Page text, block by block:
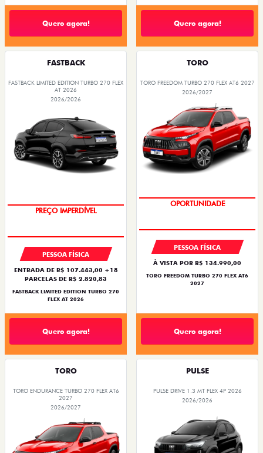
Quero agora! Quero agora!
FASTBACK
FASTBACK LIMITED EDITION TURBO 270 FLEX
AT 2026
2026/2026
COM USADO NA TROCA
PESSOA FÍSICA
ENTRADA DE R$ 107.443,00 +18
PARCELAS DE R$ 2.820,83
FASTBACK LIMITED EDITION TURBO 270
FLEX AT 2026
Quero agora!
TORO
TORO FREEDOM TURBO 270 FLEX AT6 2027
2026/2027
SUPERVALORIZAÇÃO DO USADO
PESSOA FÍSICA
À VISTA POR R$ 134.990,00
TORO FREEDOM TURBO 270 FLEX AT6
2027
Quero agora!
TORO
TORO ENDURANCE TURBO 270 FLEX AT6
2027
2026/2027
PULSE
PULSE DRIVE 1.3 MT FLEX 4P 2026
2026/2026